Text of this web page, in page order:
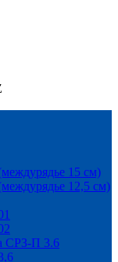
15 см)
12,5 см)
СРЗ-П 3.6